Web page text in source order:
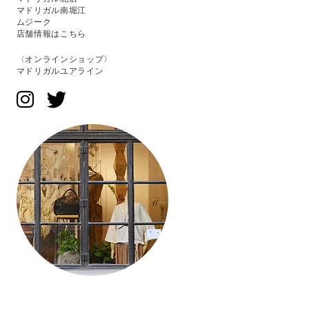
マドリガル南堀江
ムジーク
店舗情報はこちら
〈オンラインショップ〉
マドリガルユアライン